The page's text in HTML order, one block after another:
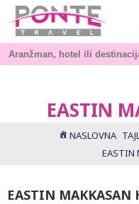
EASTIN
NASLOVNA
EASTIN
EASTIN MAKKASAN